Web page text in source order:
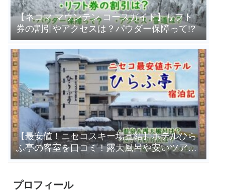
【ネコマ マウンテン コースガイド】リフト
券の割引やアクセスは？パウダー保障って!?
【最安値！ニセコスキー場直結】ホテルひら
ふ亭の客室を口コミ！露天風呂や安いツアー
を紹介
プロフィール